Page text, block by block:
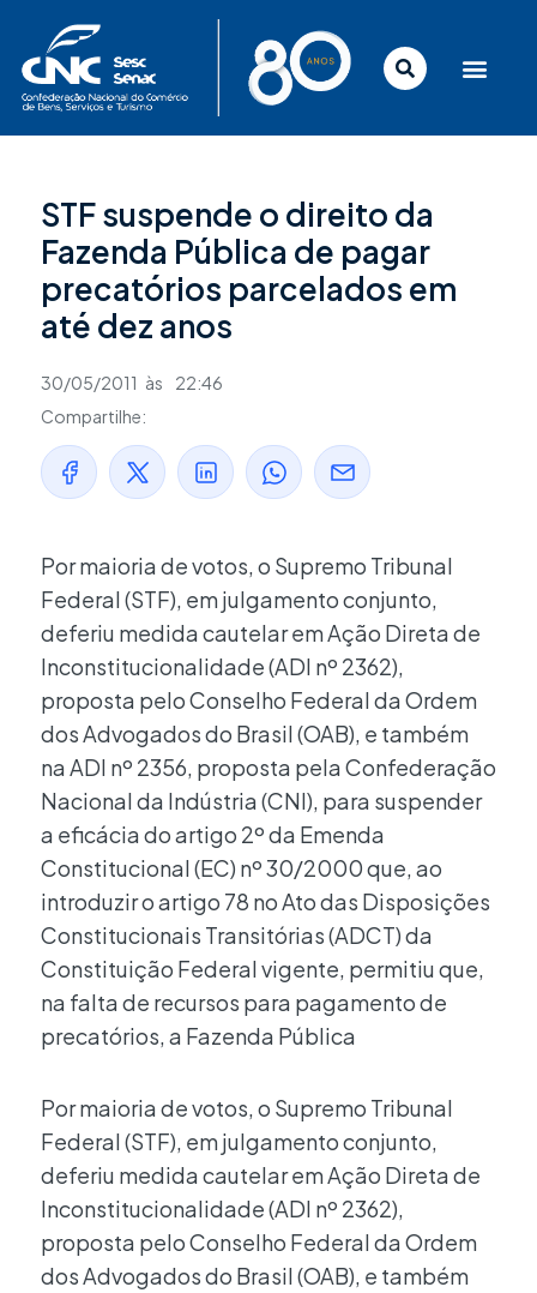
conteúdo
STF suspende o direito da
Fazenda Pública de pagar
precatórios parcelados em
até dez anos
30/05/2011 às
22:46
Compartilhe:
Por maioria de votos, o Supremo Tribunal
Federal (STF), em julgamento conjunto,
deferiu medida cautelar em Ação Direta de
Inconstitucionalidade (ADI nº 2362),
proposta pelo Conselho Federal da Ordem
dos Advogados do Brasil (OAB), e também
na ADI nº 2356, proposta pela Confederação
Nacional da Indústria (CNI), para suspender
a eficácia do artigo 2º da Emenda
Constitucional (EC) nº 30/2000 que, ao
introduzir o artigo 78 no Ato das Disposições
Constitucionais Transitórias (ADCT) da
Constituição Federal vigente, permitiu que,
na falta de recursos para pagamento de
precatórios, a Fazenda Pública
Por maioria de votos, o Supremo Tribunal
Federal (STF), em julgamento conjunto,
deferiu medida cautelar em Ação Direta de
Inconstitucionalidade (ADI nº 2362),
proposta pelo Conselho Federal da Ordem
dos Advogados do Brasil (OAB), e também